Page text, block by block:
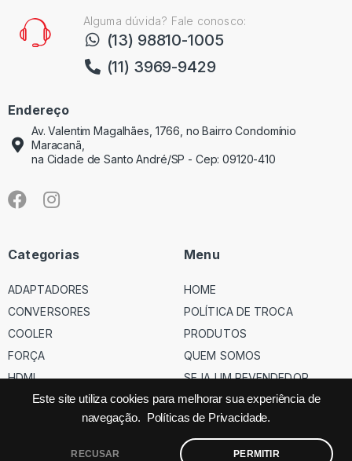
Este site utiliza cookies para melhorar sua experiência de
navegação.
Políticas de Privacidade.
RECUSAR PERMITIR
Alguma dúvida? Fale conosco:
(13) 98810-1005
(11) 3969-9429
Endereço
Av. Valentim Magalhães, 1766, no Bairro Condomínio
Maracanã,
na Cidade de Santo André/SP - Cep: 09120-410
Categorias
ADAPTADORES
CONVERSORES
COOLER
FORÇA
HDMI
Menu
HOME
POLÍTICA DE TROCA
PRODUTOS
QUEM SOMOS
SEJA UM REVENDEDOR